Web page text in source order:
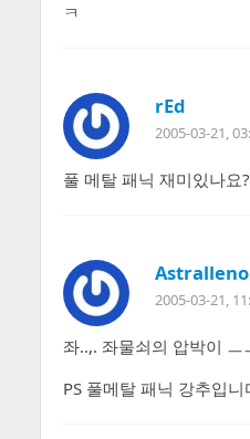
ㅋ
rEd
2005-03-21,
풀 메탈 패닉 재미있나요
Astralleno
2005-03-21,
좌..,. 좌물쇠의 압박이 ㅡ
PS 풀메탈 패닉 강추입